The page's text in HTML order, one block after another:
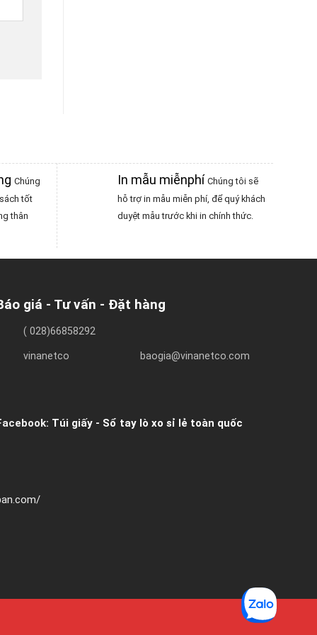
Chúng
tốt
thân
In mẫu miễnphíChúng tôi sẽ
hỗ trợ in mẫu miễn phí, để quý khách
duyệt mẫu trước khi in chính thức.
giá - Tư vấn - Đặt hàng
( 028)66858292
vinanetco baogia@vinanetco.com
Túi giấy - Sổ tay lò xo sỉ lẻ toàn quốc